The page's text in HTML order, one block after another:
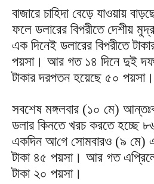
বাজারে চাহিদা বেড়ে যাওয়ায়
ফলে ডলারের বিপরীতে দেশীয়
এক দিনেই ডলারের বিপরীতে
পয়সা। আর গত ১৪ দিনে দুই
টাকার দরপতন হয়েছে ৫০ পয়সা।
সবশেষ মঙ্গলবার (১০ মে)
ডলার কিনতে খরচ করতে হচ্ছে
এক‌দিন আ‌গে সোমবারও (৯ মে)
টাকা ৪৫ পয়সা। আর গত
টাকা ২০ পয়সা।